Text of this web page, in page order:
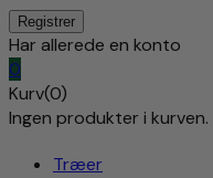
Har allerede en konto
0
Kurv(0)
Ingen produkter i kurven.
Træer